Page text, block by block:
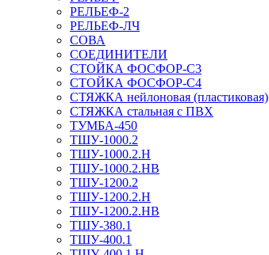
РЕЛЬЕФ-2
РЕЛЬЕФ-ЛЧ
СОВА
СОЕДИНИТЕЛИ
СТОЙКА ФОСФОР-С3
СТОЙКА ФОСФОР-С4
СТЯЖКА нейлоновая (пластиковая)
СТЯЖКА стальная с ПВХ
ТУМБА-450
ТШУ-1000.2
ТШУ-1000.2.Н
ТШУ-1000.2.НВ
ТШУ-1200.2
ТШУ-1200.2.Н
ТШУ-1200.2.НВ
ТШУ-380.1
ТШУ-400.1